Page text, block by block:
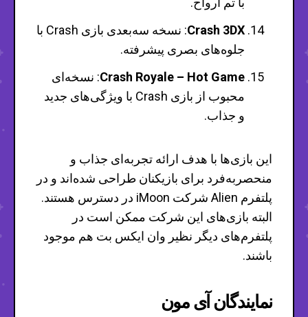
Crash 3DX
: نسخه سه‌بعدی بازی Crash با
جلوه‌های بصری پیشرفته.
Crash Royale – Hot Game: نسخه‌ای
محبوب از بازی Crash با ویژگی‌های جدید
و جذاب.
این بازی‌ها با هدف ارائه تجربه‌ای جذاب و
منحصربه‌فرد برای بازیکنان طراحی شده‌اند و در
پلتفرم Alien شرکت iMoon در دسترس هستند.
البته بازی‌های این شرکت ممکن است در
پلتفرم‌های دیگر نظیر وان ایکس بت هم موجود
باشند.
نمایندگان آی مون